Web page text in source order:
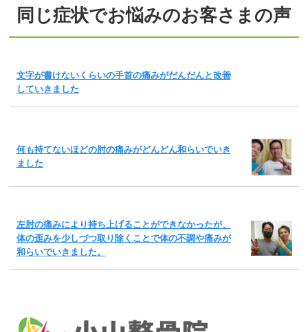
同じ症状でお悩みのお客さまの声
文字が書けないくらいの手首の痛みがだんだんと改善
していきました
何も持てないほどの肘の痛みがどんどん和らいでいき
ました
左肘の痛みにより持ち上げることができなかったが、
体の歪みを少しづつ取り除くことで体の不調や痛みが
和らいでいきました。